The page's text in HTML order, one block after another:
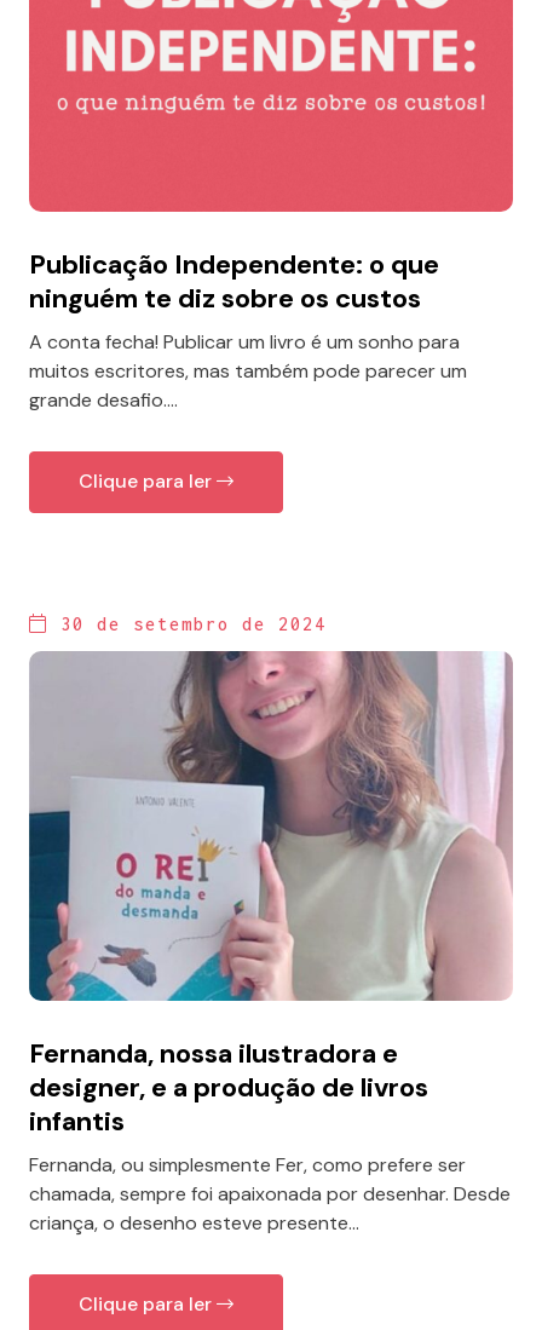
Publicação Independente: o que
ninguém te diz sobre os custos
A conta fecha! Publicar um livro é um sonho para
muitos escritores, mas também pode parecer um
grande desafio....
Clique para ler
30 de setembro de 2024
Fernanda, nossa ilustradora e
designer, e a produção de livros
infantis
Fernanda, ou simplesmente Fer, como prefere ser
chamada, sempre foi apaixonada por desenhar. Desde
criança, o desenho esteve presente...
Clique para ler